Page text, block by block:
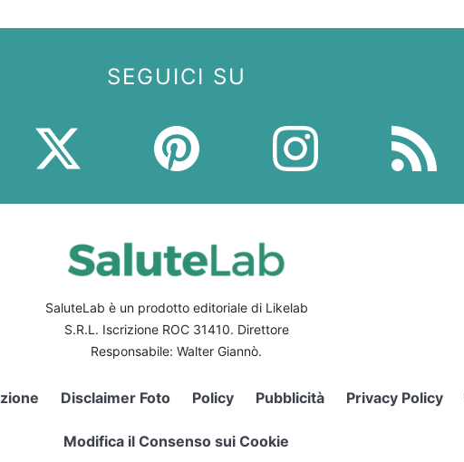
SEGUICI SU
SaluteLab è un prodotto editoriale di Likelab
S.R.L. Iscrizione ROC 31410. Direttore
Responsabile: Walter Giannò.
Disclaimer Foto Policy Pubblicità Privacy Policy
Modifica il Consenso sui Cookie